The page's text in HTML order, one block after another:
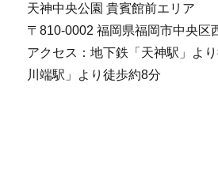
天神中央公園 貴賓館前エリア
〒810-0002 福岡県福岡市中央区
アクセス：地下鉄「天神駅」よ
川端駅」より徒歩約8分